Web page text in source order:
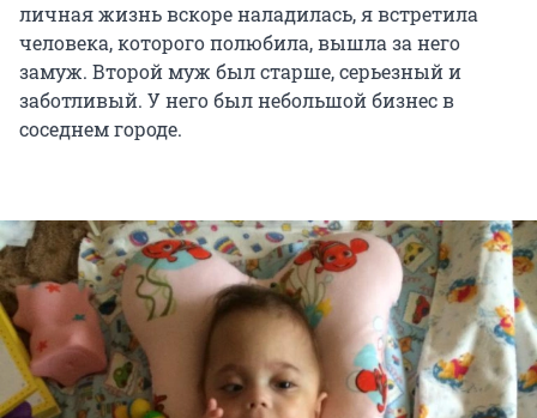
личная жизнь вскоре наладилась, я встретила
человека, которого полюбила, вышла за него
замуж. Второй муж был старше, серьезный и
заботливый. У него был небольшой бизнес в
соседнем городе.